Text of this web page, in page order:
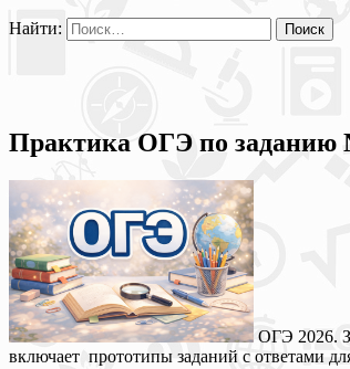
Найти:
Практика ОГЭ по заданию
ОГЭ 2026.
включает прототипы заданий с ответами